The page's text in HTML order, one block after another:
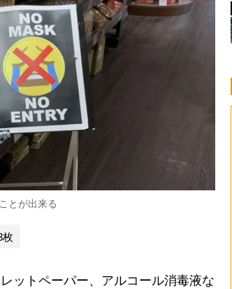
とが出来る
枚
ットペーパー、アルコール消毒液な